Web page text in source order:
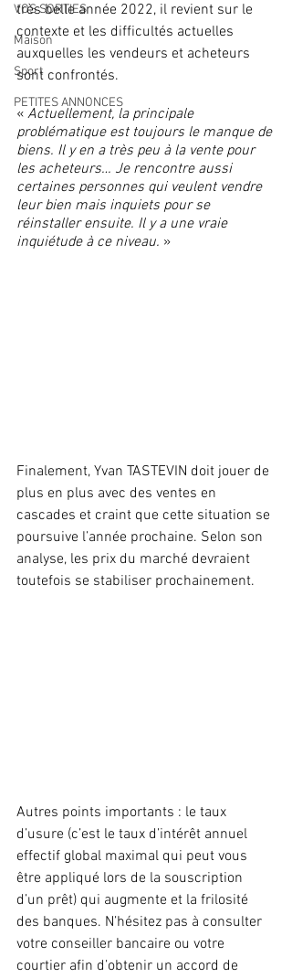
VOS SORTIES
Maison
Sport
PETITES ANNONCES
très belle année 2022, il revient sur le
contexte et les difficultés actuelles
auxquelles les vendeurs et acheteurs
sont confrontés.
« Actuellement, la principale
problématique est toujours le manque de
biens. Il y en a très peu à la vente pour
les acheteurs… Je rencontre aussi
certaines personnes qui veulent vendre
leur bien mais inquiets pour se
réinstaller ensuite. Il y a une vraie
inquiétude à ce niveau. »
Finalement, Yvan TASTEVIN doit jouer de
plus en plus avec des ventes en
cascades et craint que cette situation se
poursuive l’année prochaine. Selon son
analyse, les prix du marché devraient
toutefois se stabiliser prochainement.
Autres points importants : le taux
d’usure (c’est le taux d’intérêt annuel
effectif global maximal qui peut vous
être appliqué lors de la souscription
d’un prêt) qui augmente et la frilosité
des banques. N’hésitez pas à consulter
votre conseiller bancaire ou votre
courtier afin d’obtenir un accord de